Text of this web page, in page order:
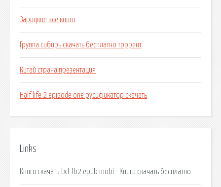
Зарицкие все книги
Группа сибирь скачать бесплатно торрент
Китай страна презентация
Half life 2 episode one русификатор скачать
Links
Книги скачать txt fb2 epub mobi - Книги скачать бесплатно.